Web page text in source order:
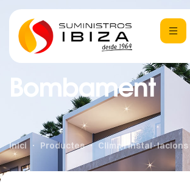
Bombament
Inici Productes Clima i instal·lacions